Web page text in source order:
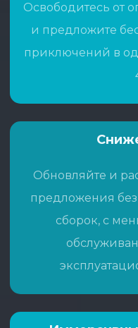
Освободитесь от
и предложите
приключений в
Обновляйте и
предложения
сборок, с